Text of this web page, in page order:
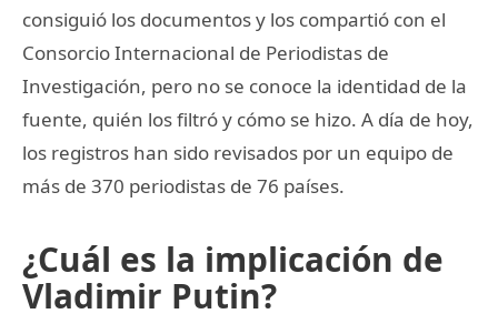
consiguió los documentos y los compartió con el
Consorcio Internacional de Periodistas de
Investigación, pero no se conoce la identidad de la
fuente, quién los filtró y cómo se hizo. A día de hoy,
los registros han sido revisados por un equipo de
más de 370 periodistas de 76 países.
¿Cuál es la implicación de
Vladimir Putin?